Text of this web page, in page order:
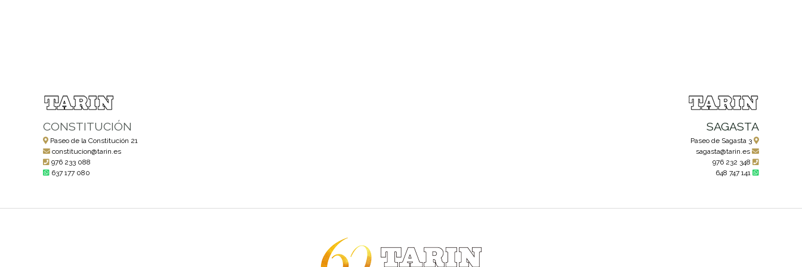
CONSTITUCIÓN
Paseo de la Constitución 21
constitucion@tarin.es
976 233 088
637 177 080
SAGASTA
Paseo de Sagasta 3
sagasta@tarin.es
976 232 348
648 747 141